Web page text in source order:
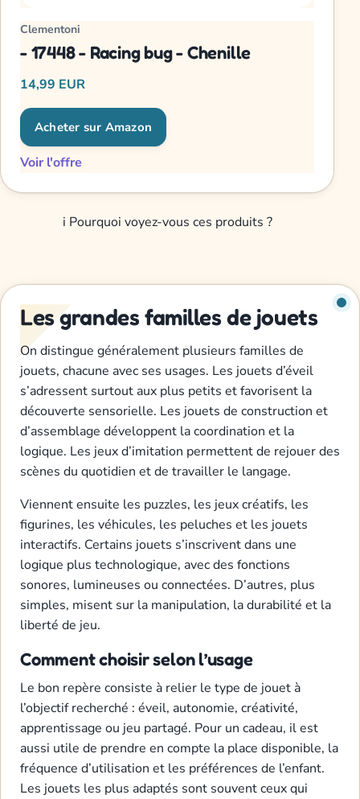
Clementoni
- 17448 - Racing bug - Chenille
14,99 EUR
Acheter sur Amazon
Voir l'offre
i Pourquoi voyez-vous ces produits ?
Les grandes familles de jouets
On distingue généralement plusieurs familles de
jouets, chacune avec ses usages. Les jouets d’éveil
s’adressent surtout aux plus petits et favorisent la
découverte sensorielle. Les jouets de construction et
d’assemblage développent la coordination et la
logique. Les jeux d’imitation permettent de rejouer des
scènes du quotidien et de travailler le langage.
Viennent ensuite les puzzles, les jeux créatifs, les
figurines, les véhicules, les peluches et les jouets
interactifs. Certains jouets s’inscrivent dans une
logique plus technologique, avec des fonctions
sonores, lumineuses ou connectées. D’autres, plus
simples, misent sur la manipulation, la durabilité et la
liberté de jeu.
Comment choisir selon l’usage
Le bon repère consiste à relier le type de jouet à
l’objectif recherché : éveil, autonomie, créativité,
apprentissage ou jeu partagé. Pour un cadeau, il est
aussi utile de prendre en compte la place disponible, la
fréquence d’utilisation et les préférences de l’enfant.
Les jouets les plus adaptés sont souvent ceux qui